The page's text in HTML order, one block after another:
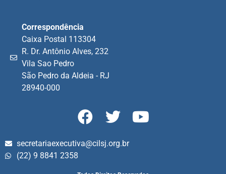
Correspondência
Caixa Postal 113304
R. Dr. Antônio Alves, 232
Vila Sao Pedro
São Pedro da Aldeia - RJ
28940-000
secretariaexecutiva@cilsj.org.br
(22) 9 8841 2358